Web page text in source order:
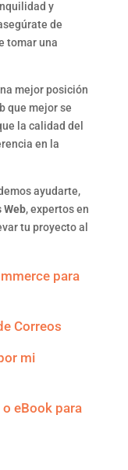
y
de
tomar una
mejor posición
que mejor se
la calidad del
en la
ayudarte,
Web, expertos en
tu proyecto al
para
Correos
mi
eBook para